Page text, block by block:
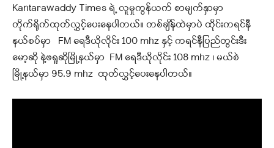
Kantarawaddy Times ရဲ့ လူမှုကွန်ယက် စာမျက်နှာမှာ
တိုက်ရိုက်ထုတ်လွှင့်ပေးနေပါတယ်။ တစ်ချိန်ထဲမှာပဲ ထိုင်းကရင်နီ
နယ်စပ်မှာ FM ရေဒီယိုလိုင်း 100 mhz နှင့် ကရင်နီပြည်တွင်းဒီး
မော့ဆို နဲ့ဖရူဆိုမြို့နယ်မှာ FM ရေဒီယိုလိုင်း 108 mhz ၊ မယ်စဲ
မြို့နယ်မှာ 95.9 mhz ထုတ်လွှင့်ပေးနေပါတယ်။